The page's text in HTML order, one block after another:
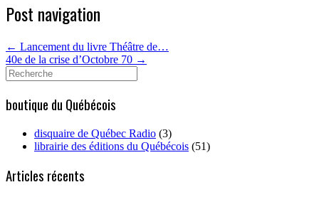
Post navigation
← Lancement du livre Théâtre de…
40e de la crise d’Octobre 70 →
Search
for:
boutique du Québécois
disquaire de Québec Radio (3)
librairie des éditions du Québécois (51)
Articles récents